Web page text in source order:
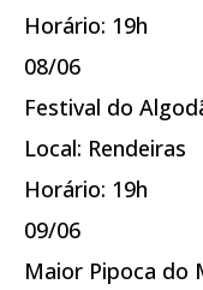
Horário: 19h
08/06
Festival do
Local: Rendeiras
Horário: 19h
09/06
Maior Pipoca do